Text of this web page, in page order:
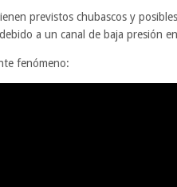
previstos chubascos y
a un canal de baja presión
fenómeno: